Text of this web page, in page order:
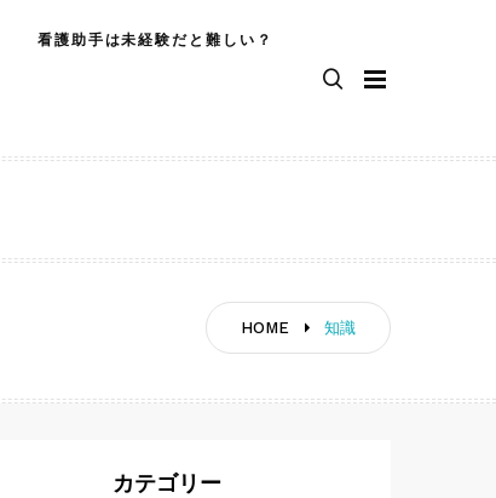
看護助手は未経験だと難しい？
HOME 知識
カテゴリー